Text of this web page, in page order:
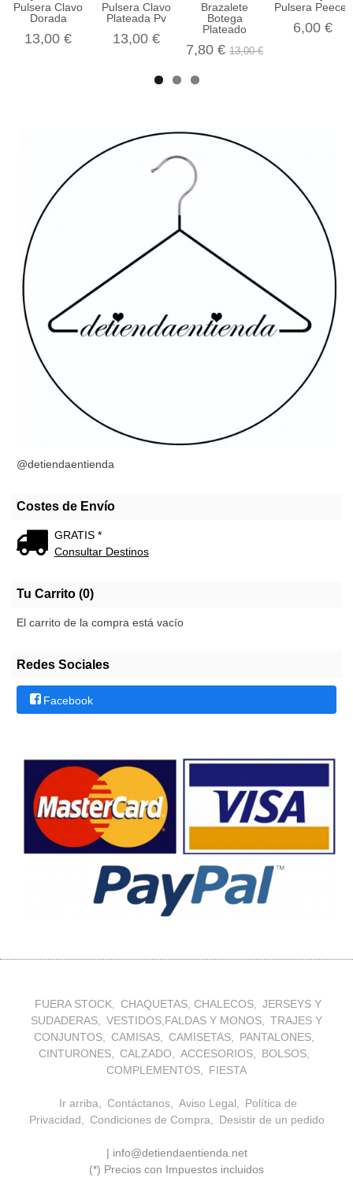
@detiendaentienda
Costes de Envío
GRATIS *
Consultar Destinos
Tu Carrito (0)
El carrito de la compra está vacío
Redes Sociales
Facebook
Pulsera Clavo
Dorada
13,00 €
Pulsera Clavo
Plateada Pv
13,00 €
Brazalete
Botega
Plateado
7,80 € 13,00 €
Pulsera Peeces
6,00 €
FUERA STOCK CHAQUETAS, CHALECOS
JERSEYS Y
SUDADERAS
VESTIDOS,FALDAS Y MONOS
TRAJES Y
CONJUNTOS
CAMISAS CAMISETAS
PANTALONES
CINTURONES
CALZADO ACCESORIOS
BOLSOS
COMPLEMENTOS
FIESTA
Ir arriba Contáctanos Aviso Legal
Política de
Privacidad
Condiciones de Compra Desistir de un pedido
| info@detiendaentienda.net
(*) Precios con Impuestos incluidos